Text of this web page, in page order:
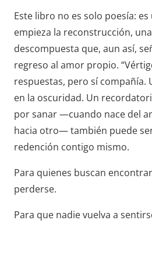
Este libro no es solo poesía:
empieza la reconstrucción,
descompuesta que, aun así,
regreso al amor propio.
respuestas, pero sí compañía.
en la oscuridad. Un
por sanar —cuando nace del
hacia otro— también puede
redención contigo mismo.
Para quienes buscan
perderse.
Para que nadie vuelva a